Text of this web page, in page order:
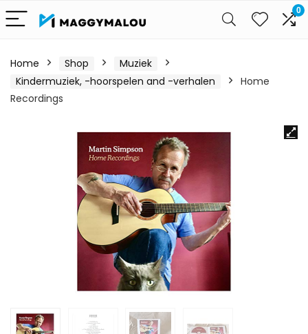
0
Home Shop
Muziek
Kindermuziek, -hoorspelen and -verhalen
Home
Recordings